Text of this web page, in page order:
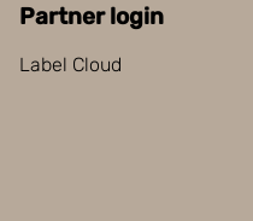
Partner login
Label Cloud